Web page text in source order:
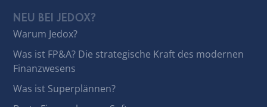
NEU BEI JEDOX?
Warum Jedox?
Was ist FP&A? Die strategische Kraft des modernen
Finanzwesens
Was ist Superplännen?